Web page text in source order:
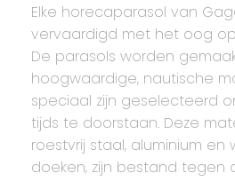
Elke horecaparasol van
vervaardigd met het oog
De parasols worden
hoogwaardige, nautische
speciaal zijn geselecteerd
tijds te doorstaan. Deze
roestvrij staal, aluminium
doeken, zijn bestand tegen